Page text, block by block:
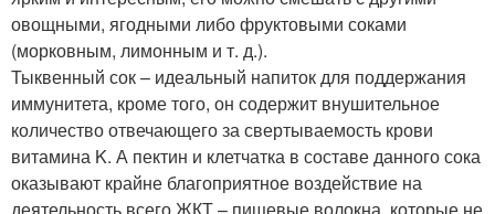
овощными, ягодными либо фруктовыми соками
(морковным, лимонным и т. д.).
Тыквенный сок – идеальный напиток для поддержания
иммунитета, кроме того, он содержит внушительное
количество отвечающего за свертываемость крови
витамина K. А пектин и клетчатка в составе данного сока
оказывают крайне благоприятное воздействие на
деятельность всего ЖКТ – пищевые волокна, которые не